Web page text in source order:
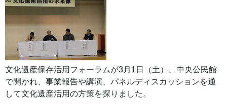
文化遺産保存活用フォーラムが3月1日（土）、中央公民館
で開かれ、事業報告や講演、パネルディスカッションを通
して文化遺産活用の方策を探りました。